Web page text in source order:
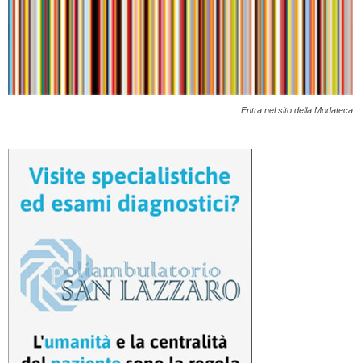
Entra nel sito della Modateca